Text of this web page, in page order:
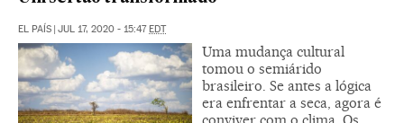
EL PAÍS | JUL 17, 2020 - 15:47EDT
Uma mudança cultural
tomou o semiárido
brasileiro. Se antes a lógica
era enfrentar a seca, agora é